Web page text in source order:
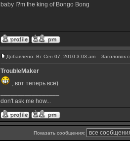
baby I?m the king of Bongo Bong
Добавлено: Вт Сен 07, 2010 3:03 am Заголовок
TroubleMaker
, вот теперь всё)
don't ask me how...
Показать сообщения: